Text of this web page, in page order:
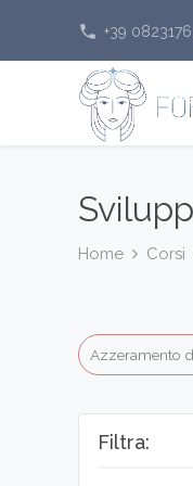
phone +39
Home Corsi
Azzeramento
Filtra: